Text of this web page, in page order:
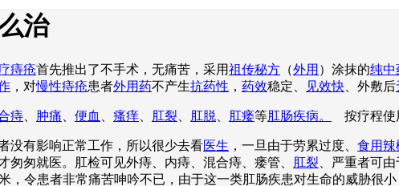
治
痔疮首先推出了不手术，无痛苦，采用祖传秘方 （外用 ）涂抹的纯中
，对慢性痔疮患者外用药不产生抗药性 ， 药效稳定、 见效快 、外敷后
痔 肿痛 便血 瘙痒 肛裂 肛脱 肛瘘等肛肠疾病。 按疗程
没有影响正常工作，所以很少去看医生 ，一旦由于劳累过度、 食用辣
匆匆就医。肛检可见外痔、内痔、混合痔、瘘管、
肛裂 、严重者可
，令患者非常痛苦呻吟不已，由于这一类肛肠疾患对生命的威胁